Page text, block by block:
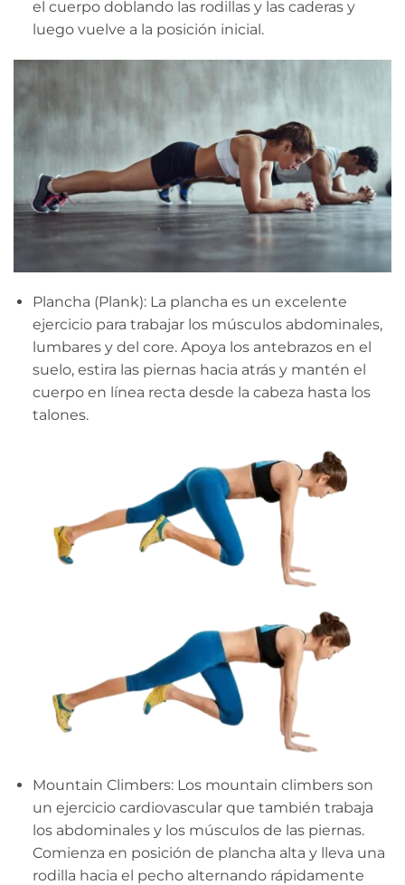
el cuerpo doblando las rodillas y las caderas y
luego vuelve a la posición inicial.
Plancha (Plank): La plancha es un excelente
ejercicio para trabajar los músculos abdominales,
lumbares y del core. Apoya los antebrazos en el
suelo, estira las piernas hacia atrás y mantén el
cuerpo en línea recta desde la cabeza hasta los
talones.
Mountain Climbers: Los mountain climbers son
un ejercicio cardiovascular que también trabaja
los abdominales y los músculos de las piernas.
Comienza en posición de plancha alta y lleva una
rodilla hacia el pecho alternando rápidamente